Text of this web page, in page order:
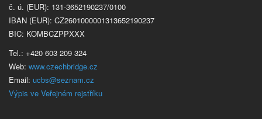
č. ú. (EUR): 131-3652190237/0100
IBAN (EUR): CZ2601000001313652190237
BIC: KOMBCZPPXXX
Tel.: +420 603 209 324
Web: www.czechbridge.cz
Email: ucbs@seznam.cz
Výpis ve Veřejném rejstříku